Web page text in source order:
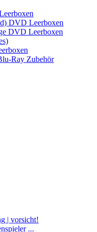
DVD Leerboxen
DVD Leerboxen
Ray Zubehör
| vorsicht!
...